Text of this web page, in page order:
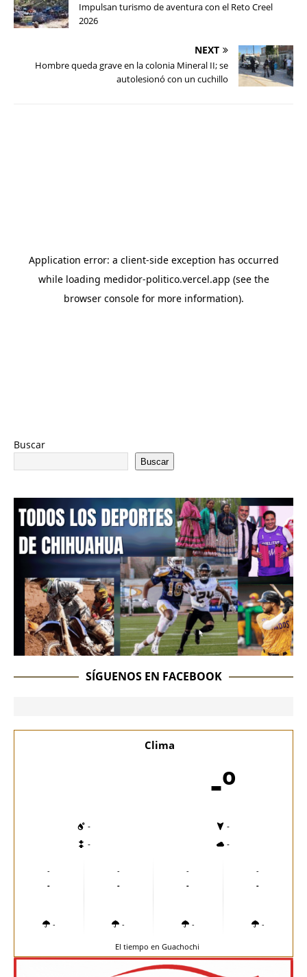
Impulsan turismo de aventura con el Reto Creel
2026
NEXT
Hombre queda grave en la colonia Mineral II; se
autolesionó con un cuchillo
Buscar
Buscar
SÍGUENOS EN FACEBOOK
Clima
-º
-
-
-
-
-
-
-
-
-
-
-
-
-
-
-
-
El tiempo en Guachochi